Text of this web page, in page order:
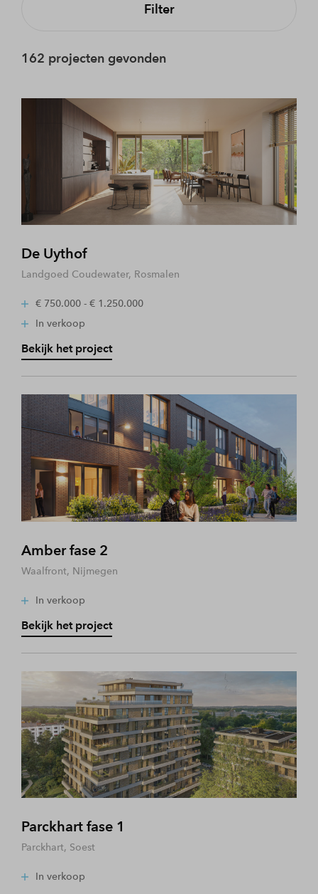
Filter
162 projecten gevonden
De Uythof
Landgoed Coudewater, Rosmalen
€ 750.000 - € 1.250.000
In verkoop
Bekijk het project
Amber fase 2
Waalfront, Nijmegen
In verkoop
Bekijk het project
Parckhart fase 1
Parckhart, Soest
In verkoop